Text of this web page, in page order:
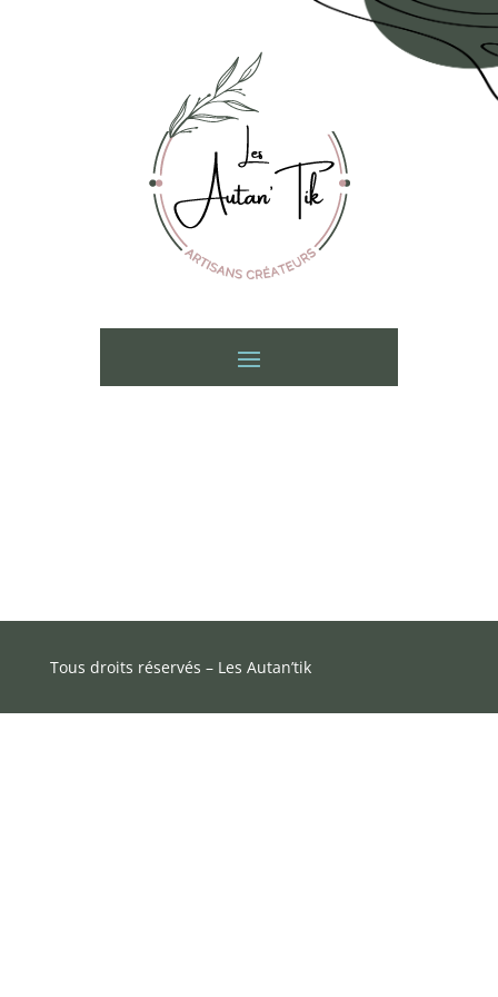
Tous droits réservés – Les Autan’tik